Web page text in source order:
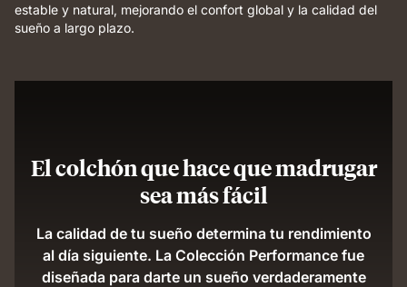
estable y natural, mejorando el confort global y la calidad del
sueño a largo plazo.
El colchón que hace que madrugar
sea más fácil
La calidad de tu sueño determina tu rendimiento
al día siguiente. La Colección Performance fue
diseñada para darte un sueño verdaderamente